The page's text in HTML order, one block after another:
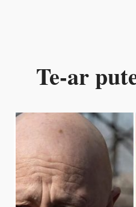
Te-ar